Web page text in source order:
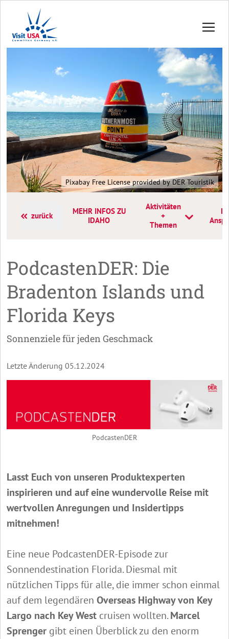
Pixabay Free License provided by DER Touristik
zurück
MEHR INFOS ZU
IDAHO
Aktivitäten
+
Themen
PodcastenDER: Die
Bradenton Islands und
Florida Keys
Sonnenziele für jeden Geschmack
Letzte Änderung 05.12.2024
PodcastenDER
Lasst Euch von unseren Produktexperten
inspirieren und auf eine wundervolle Reise mit
wertvollen Anregungen und Insidertipps
mitnehmen!
Eine neue PodcastenDER-Episode zur
Sonnendestination Florida. Diesmal mit
nützlichen Tipps für alle, die immer schon einmal
auf dem legendären Overseas Highway von Key
Largo nach Key West cruisen wollten.Marcel
Sprenger gibt einen Überblick zu den enorm